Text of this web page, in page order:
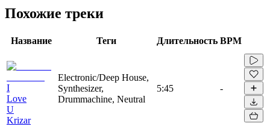
Похожие треки
Название Теги Длительность BPM
I
Love
U
Krizar
Electronic/Deep House,
Synthesizer,
Drummachine, Neutral
5:45 -